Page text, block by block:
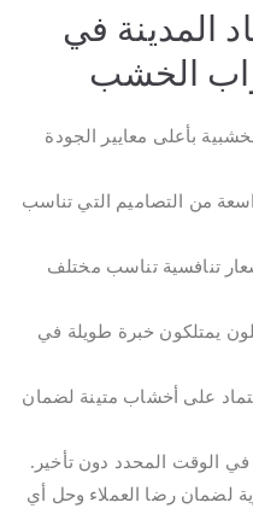
المدينة في
الخشب
بأعلى معايير الجودة
من التصاميم التي تناسب
تنافسية تناسب مختلف
يمتلكون خبرة طويلة في
على أخشاب متينة لضمان
في الوقت المحدد دون تأخير.
لضمان رضا العملاء وحل أي